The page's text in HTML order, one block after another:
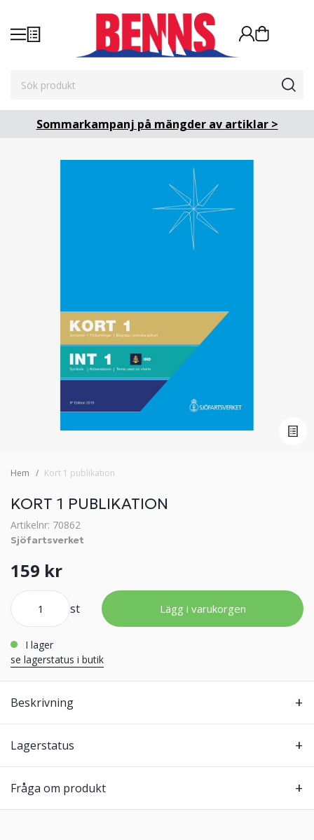
Sommarkampanj på mängder av artiklar >
Hem Kort 1 publikation
KORT 1 PUBLIKATION
Artikelnr: 70862
Sjöfartsverket
159 kr
st Lägg i varukorgen
i lager
se lagerstatus i butik
Beskrivning
Lagerstatus
Fråga om produkt